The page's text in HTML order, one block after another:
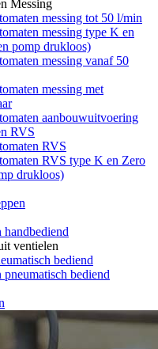
Messing
messing tot 50 l/min
messing type K en
pomp drukloos)
messing vanaf 50
messing met
aanbouwuitvoering
RVS
RVS
RVS type K en Zero
drukloos)
ventielen
bediend
bediend